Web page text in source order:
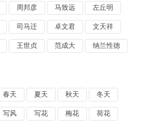
周邦彦 马致远 左丘明
司马迁 卓文君 文天祥
王世贞 范成大 纳兰性德
春天 夏天 秋天 冬天
写风 写花 梅花 荷花